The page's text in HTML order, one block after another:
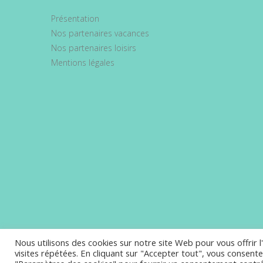
Présentation
Nos partenaires vacances
Nos partenaires loisirs
Mentions légales
Nous utilisons des cookies sur notre site Web pour vous
visites répétées. En cliquant sur "Accepter tout", vous